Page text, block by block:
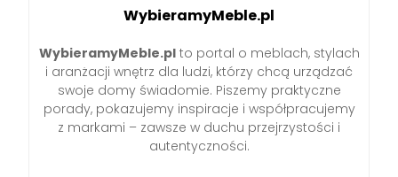
WybieramyMeble.pl
WybieramyMeble.plto portal o meblach, stylach
i aranżacji wnętrz dla ludzi, którzy chcą urządzać
swoje domy świadomie. Piszemy praktyczne
porady, pokazujemy inspiracje i współpracujemy
z markami – zawsze w duchu przejrzystości i
autentyczności.